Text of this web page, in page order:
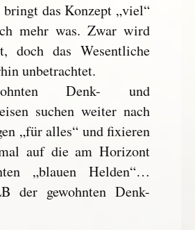
das Konzept „viel“
mehr was. Zwar wird
doch das Wesentliche
unbetrachtet.
Denk- und
suchen weiter nach
„für alles“ und fixieren
auf die am Horizont
„blauen Helden“…
der gewohnten Denk-